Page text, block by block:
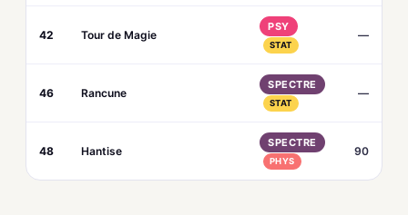
42 Tour de Magie
PSY
STAT
—
46 Rancune
SPECTRE
STAT
—
48 Hantise
SPECTRE
PHYS
90